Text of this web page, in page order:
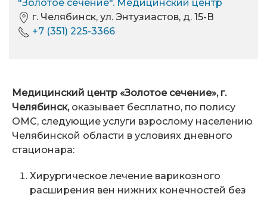
"Золотое сечение". Медицинский центр
г. Челябинск, ул. Энтузиастов, д. 15-В
+7 (351) 225-3366
Медицинский центр «Золотое сечение», г.
Челябинск,оказывает бесплатно, по полису
ОМС, следующие услуги взрослому населению
Челябинской области в условиях дневного
стационара:
Хирургическое лечение варикозного
расширения вен нижних конечностей без